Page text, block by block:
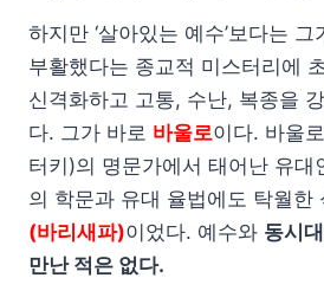
하지만 ‘살아있는 예수’보다는
부활했다는 종교적 미스터리에
신격화하고 고통, 수난, 복종을
다. 그가 바로 바울로이다. 바울
터키)의 명문가에서 태어난 유대
의 학문과 유대 율법에도 탁월한
(바리새파)이었다. 예수와 동시
만난 적은 없다.